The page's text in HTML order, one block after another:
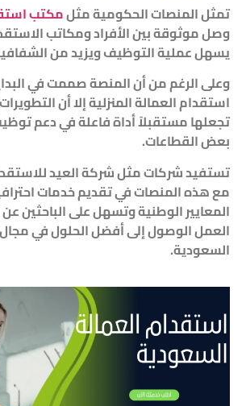
تمثل المنصات الحكومية مثلمكتب
وصل موثوقة بين الأفراد ومكاتب
يسهل عملية التوظيف ويزيد من
وعلى الرغم من أن المنصة صممت في
استقدام العمالة المنزلية إلا أن
تجعلها مستقبلاً أداة فاعلة في دعم
بعض القطاعات.
تستفيد شركات مثل شركة العيد
مع هذه المنصات في تقديم خدمات
المعايير الوطنية وتسهل على الباحثين عن
العمل الوصول إلى أفضل الحلول في مجال
السعودية.